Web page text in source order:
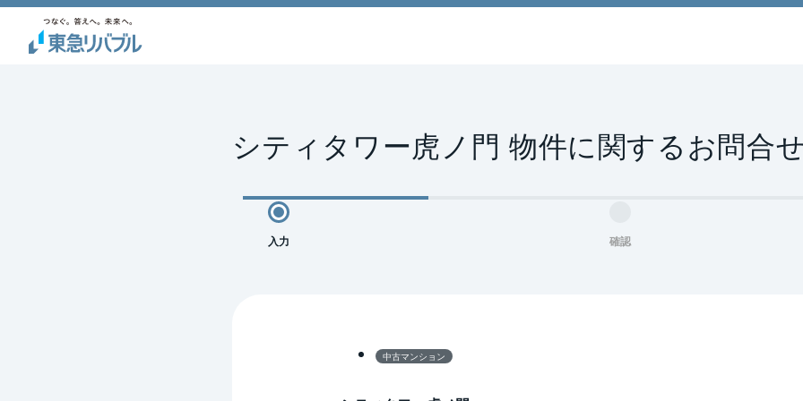
シティタワー虎ノ門 物件に関するお問合
入力 確認
中古マンション